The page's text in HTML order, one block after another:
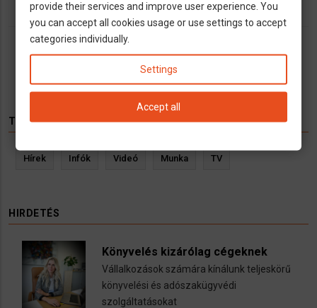
JelenlegiOldal
Következő
››
TÉMÁK
Hírek Infók Videó Munka TV
HIRDETÉS
Könyvelés kizárólag cégeknek
Vállalkozások számára kínálunk teljeskörű
könyvelési és adószakügyvédi
szolgáltatásokat
provide their services and improve user experience. You
you can accept all cookies usage or use settings to accept
categories individually.
Settings
Accept all